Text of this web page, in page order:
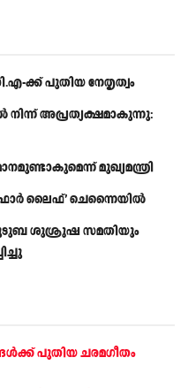
ക്ക് പുതിയ നേതൃത്വം
നിന്ന് അപ്രത്യക്ഷമാകുന്നു:
മുഖ്യമന്ത്രി
ഫോർ ലൈഫ്’ ചെന്നൈയിൽ
കുടുബ ശുശ്രൂഷ സമതിയും
പുതിയ ചരമഗീതം